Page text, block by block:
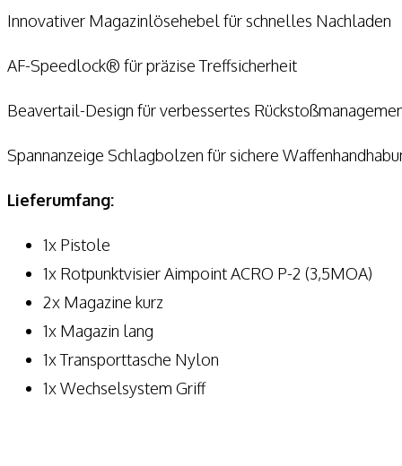
Innovativer Magazinlösehebel für schnelles Nachladen
AF-Speedlock® für präzise Treffsicherheit
Beavertail-Design für verbessertes
Spannanzeige Schlagbolzen für sichere
Lieferumfang:
1x Pistole
1x Rotpunktvisier Aimpoint ACRO P-2 (3,5MOA)
2x Magazine kurz
1x Magazin lang
1x Transporttasche Nylon
1x Wechselsystem Griff